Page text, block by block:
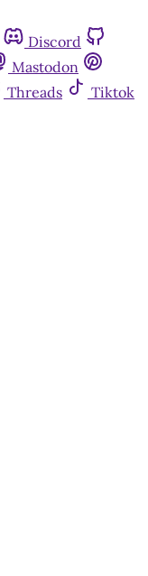
Discord
Mastodon
Threads
Tiktok